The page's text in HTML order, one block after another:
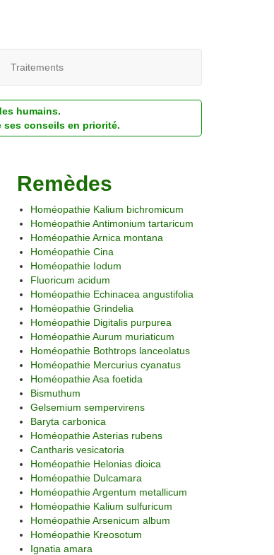
Traitements
humains.
ses conseils en priorité.
Remèdes
Homéopathie Kalium bichromicum
Homéopathie Antimonium tartaricum
Homéopathie Arnica montana
Homéopathie Cina
Homéopathie Iodum
Fluoricum acidum
Homéopathie Echinacea angustifolia
Homéopathie Grindelia
Homéopathie Digitalis purpurea
Homéopathie Aurum muriaticum
Homéopathie Bothtrops lanceolatus
Homéopathie Mercurius cyanatus
Homéopathie Asa foetida
Bismuthum
Gelsemium sempervirens
Baryta carbonica
Homéopathie Asterias rubens
Cantharis vesicatoria
Homéopathie Helonias dioica
Homéopathie Dulcamara
Homéopathie Argentum metallicum
Homéopathie Kalium sulfuricum
Homéopathie Arsenicum album
Homéopathie Kreosotum
Ignatia amara